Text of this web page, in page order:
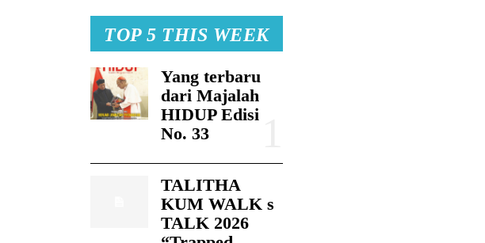
TOP 5 THIS WEEK
Yang terbaru
dari Majalah
HIDUP Edisi
No. 33
TALITHA
KUM WALK s
TALK 2026